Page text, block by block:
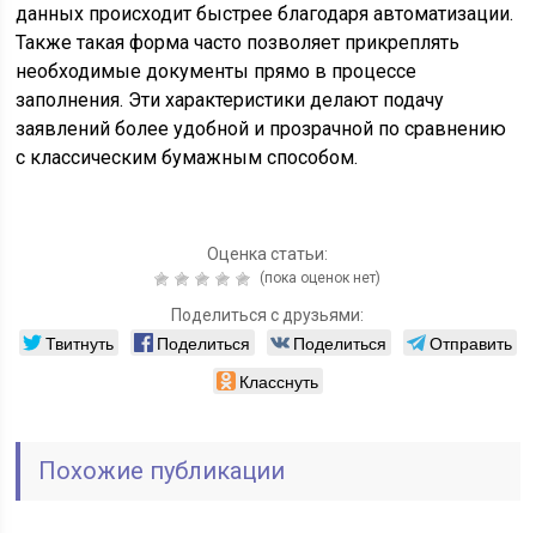
данных происходит быстрее благодаря автоматизации.
Также такая форма часто позволяет прикреплять
необходимые документы прямо в процессе
заполнения. Эти характеристики делают подачу
заявлений более удобной и прозрачной по сравнению
с классическим бумажным способом.
Оценка статьи:
(пока оценок нет)
Поделиться с друзьями:
Твитнуть Поделиться Поделиться
Отправить
Класснуть
Похожие публикации